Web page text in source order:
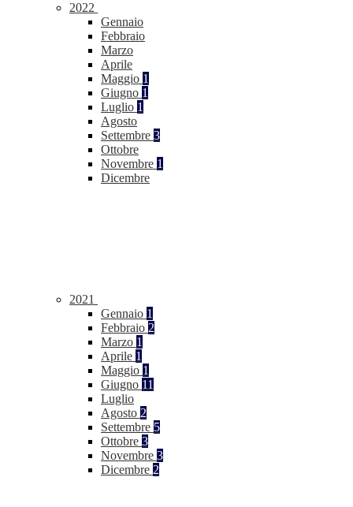
2022
Gennaio
Febbraio
Marzo
Aprile
Maggio 1
Giugno 1
Luglio 1
Agosto
Settembre 3
Ottobre
Novembre 1
Dicembre
2021
Gennaio 1
Febbraio 2
Marzo 1
Aprile 1
Maggio 1
Giugno 11
Luglio
Agosto 2
Settembre 5
Ottobre 3
Novembre 3
Dicembre 2